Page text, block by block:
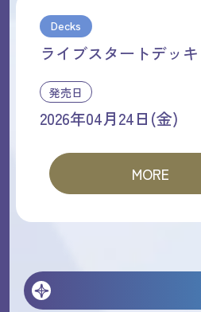
Decks
ライブスタートデッ
発売日
2026年04月24日(金)
MORE